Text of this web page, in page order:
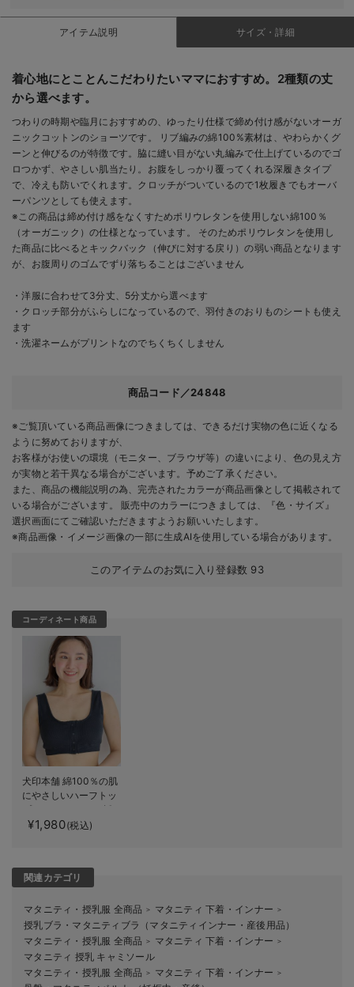
アイテム説明 サイズ・詳細
着心地にとことんこだわりたいママにおすすめ。2種類の丈
から選べます。
つわりの時期や臨月におすすめの、ゆったり仕様で締め付け感がないオーガ
ニックコットンのショーツです。 リブ編みの綿100%素材は、やわらかくグ
ーンと伸びるのが特徴です。脇に縫い目がない丸編みで仕上げているのでゴ
ロつかず、やさしい肌当たり。お腹をしっかり覆ってくれる深履きタイプ
で、冷えも防いでくれます。クロッチがついているので1枚履きでもオーバ
ーパンツとしても使えます。
※この商品は締め付け感をなくすためポリウレタンを使用しない綿100％
（オーガニック）の仕様となっています。 そのためポリウレタンを使用し
た商品に比べるとキックバック（伸びに対する戻り）の弱い商品となります
が、お腹周りのゴムでずり落ちることはございません
・洋服に合わせて3分丈、5分丈から選べます
・クロッチ部分がふらしになっているので、羽付きのおりものシートも使え
ます
・洗濯ネームがプリントなのでちくちくしません
商品コード／24848
※ご覧頂いている商品画像につきましては、できるだけ実物の色に近くなる
ように努めておりますが、
お客様がお使いの環境（モニター、ブラウザ等）の違いにより、色の見え方
が実物と若干異なる場合がございます。予めご了承ください。
また、商品の機能説明の為、完売されたカラーが商品画像として掲載されて
いる場合がございます。 販売中のカラーにつきましては、『色・サイズ』
選択画面にてご確認いただきますようお願いいたします。
※商品画像・イメージ画像の一部に生成AIを使用している場合があります。
このアイテムのお気に入り登録数 93
コーディネート商品
犬印本舗 綿100％の肌
にやさしいハーフトッ
プ ｜ マタニティ・授
乳ブラ
¥1,980(税込)
関連カテゴリ
マタニティ・授乳服 全商品 ＞ マタニティ 下着・インナー ＞
授乳ブラ・マタニティブラ（マタニティインナー・産後用品）
マタニティ・授乳服 全商品 ＞ マタニティ 下着・インナー ＞
マタニティ 授乳 キャミソール
マタニティ・授乳服 全商品 ＞ マタニティ 下着・インナー ＞